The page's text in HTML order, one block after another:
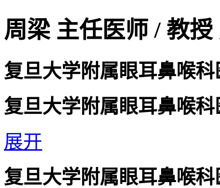
周梁 主任医师 / 教授
复旦大学附属眼耳鼻喉
复旦大学附属眼耳鼻喉
展开
复旦大学附属眼耳鼻喉